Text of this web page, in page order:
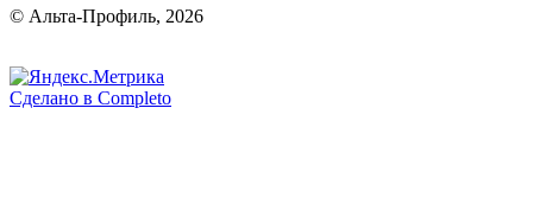
© Альта-Профиль, 2026
Сделано в Completo